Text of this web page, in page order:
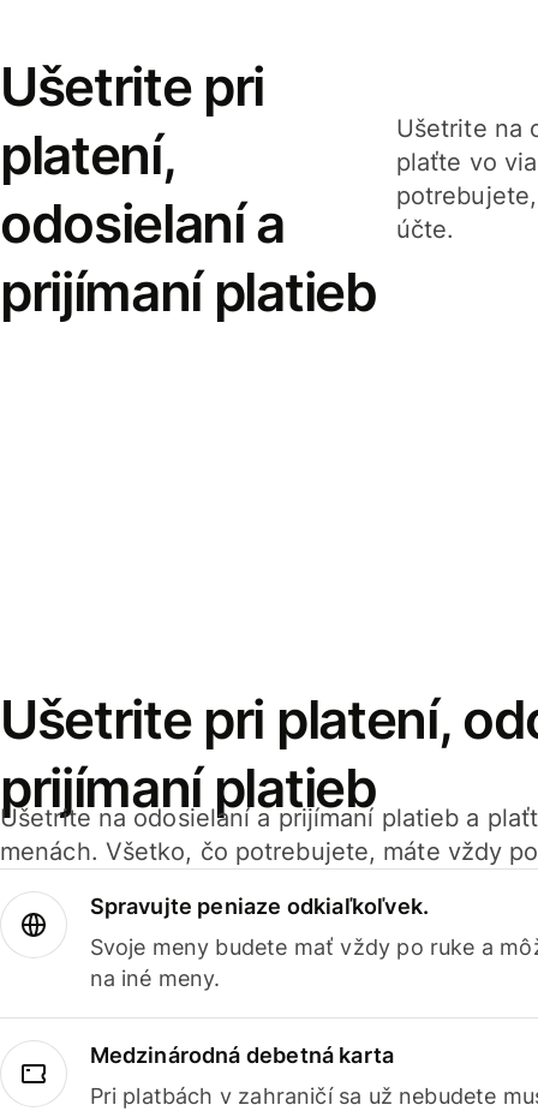
Ušetrite pri
platení,
odosielaní a
prijímaní platieb
Ušetrite na
plaťte vo
účte.
Ušetrite pri platení,
prijímaní platieb
Ušetrite na odosielaní a prijímaní platieb a
menách. Všetko, čo potrebujete, máte vždy
Spravujte peniaze odkiaľkoľvek.
Svoje meny budete mať vždy po ruke a
na iné meny.
Medzinárodná debetná karta
Pri platbách v zahraničí sa už nebudete